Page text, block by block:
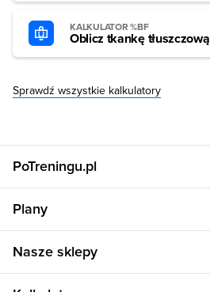
KALKULATOR %BF
Oblicz tkankę tłuszczową
Sprawdź wszystkie kalkulatory
PoTreningu.pl
Polityka prywatności
Regulamin
RODO
Aplikacja
Plany
Plany dla kobiet
Plany dla mężczyzn
Nasze sklepy